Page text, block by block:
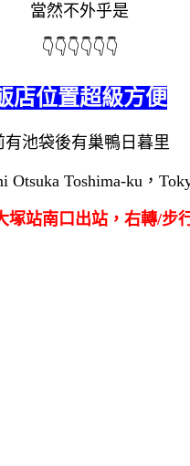
當然不外乎是
👇👇👇👇👇👇
店位置超級方便
有池袋後有巢鴨日暮里
Otsuka Toshima-ku，
塚站南口出站，右轉/步